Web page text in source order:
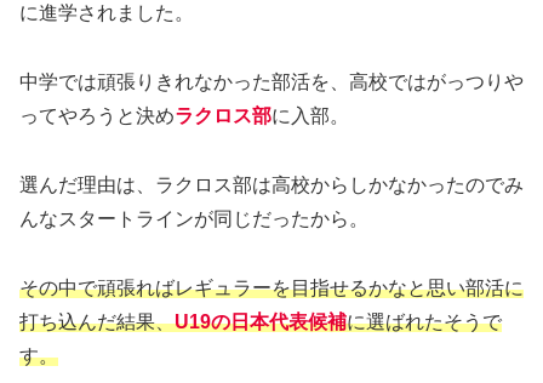
に進学されました。
中学では頑張りきれなかった部活を、高校ではがっつりや
ってやろうと決めラクロス部に入部。
選んだ理由は、ラクロス部は高校からしかなかったのでみ
んなスタートラインが同じだったから。
その中で頑張ればレギュラーを目指せるかなと思い部活に
打ち込んだ結果、U19の日本代表候補に選ばれたそうで
す。